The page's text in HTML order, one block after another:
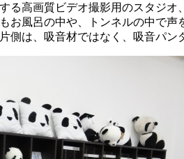
る高画質ビデオ撮影用のスタジオ、
お風呂の中や、トンネルの中で
側は、吸音材ではなく、吸音パン